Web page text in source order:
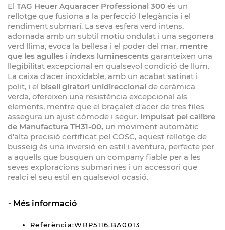
El TAG Heuer Aquaracer Professional 300 és un
rellotge que fusiona a la perfecció l'elegància i el
rendiment submarí. La seva esfera verd intens,
adornada amb un subtil motiu ondulat i una segonera
verd llima, evoca la bellesa i el poder del mar, mentre
que les agulles i índexs luminescents garanteixen una
llegibilitat excepcional en qualsevol condició de llum.
La caixa d'acer inoxidable, amb un acabat satinat i
polit, i el bisell giratori unidireccional de ceràmica
verda, ofereixen una resistència excepcional als
elements, mentre que el braçalet d'acer de tres files
assegura un ajust còmode i segur. Impulsat pel calibre
de Manufactura TH31-00, un moviment automàtic
d'alta precisió certificat pel COSC, aquest rellotge de
busseig és una inversió en estil i aventura, perfecte per
a aquells que busquen un company fiable per a les
seves exploracions submarines i un accessori que
realci el seu estil en qualsevol ocasió.
Més informació
Referència:WBP5116.BA0013